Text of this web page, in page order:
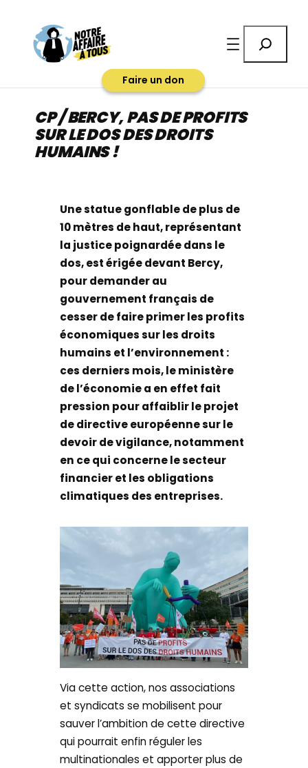
contenu
Faire un don
CP / BERCY, PAS DE PROFITS
SUR LE DOS DES DROITS
HUMAINS !
Une statue gonflable de plus de
10 mètres de haut, représentant
la justice poignardée dans le
dos, est érigée devant Bercy,
pour demander au
gouvernement français de
cesser de faire primer les profits
économiques sur les droits
humains et l’environnement :
ces derniers mois, le ministère
de l’économie a en effet fait
pression pour affaiblir le projet
de directive européenne sur le
devoir de vigilance, notamment
en ce qui concerne le secteur
financier et les obligations
climatiques des entreprises.
Via cette action, nos associations
et syndicats se mobilisent pour
sauver l’ambition de cette directive
qui pourrait enfin réguler les
multinationales et apporter plus de